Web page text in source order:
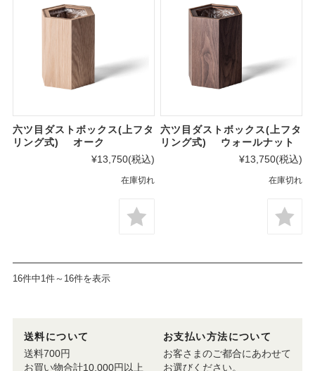
六ツ目ダストボックス(上フタ
リング式) オーク
¥13,750(税込)
在庫切れ
六ツ目ダストボックス(上フタ
リング式) ウォールナット
¥13,750(税込)
在庫切れ
16件中1件～16件を表示
送料について
送料700円
お買い物合計10,000円以上
お支払い方法について
お客さまのご都合にあわせて
お選びください。